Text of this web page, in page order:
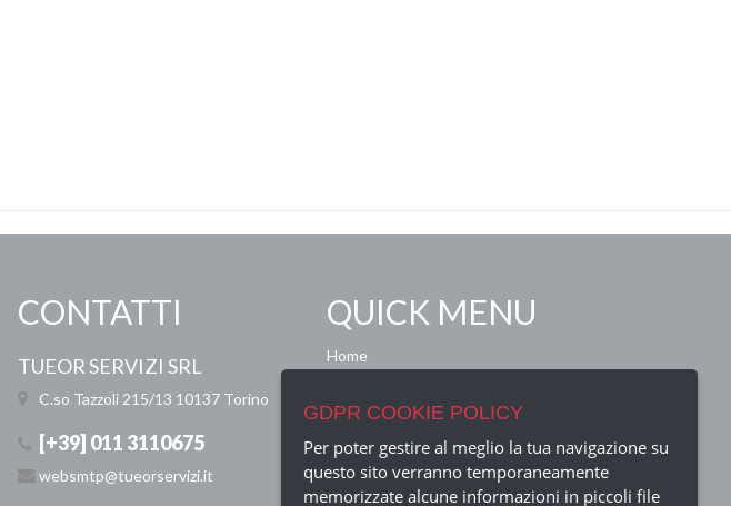
CONTATTI
TUEOR SERVIZI SRL
C.so Tazzoli 215/13 10137 Torino
[+39] 011 3110675
websmtp@tueorservizi.it
QUICK MENU
Home
Contatti
FAQ
Crediti
GDPR COOKIE POLICY
Per poter gestire al meglio la tua navigazione su
questo sito verranno temporaneamente
memorizzate alcune informazioni in piccoli file